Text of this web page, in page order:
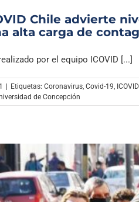
Chile advierte
alta carga de
por el equipo ICOVID [...]
| Etiquetas: Coronavirus Covid-19
de Concepción